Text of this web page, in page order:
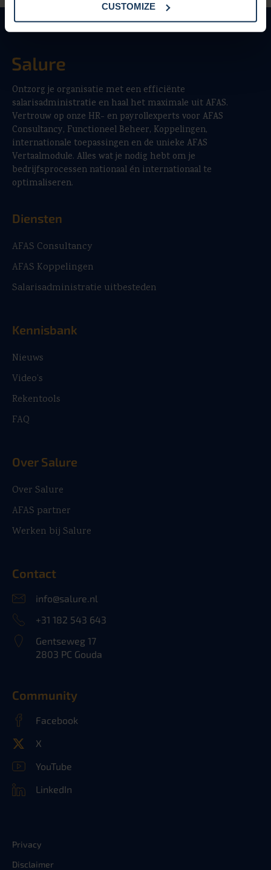
CUSTOMIZE
Ontzorg je organisatie met een efficiënte
salarisadministratie en haal het maximale uit AFAS.
Vertrouw op onze HR- en payrollexperts voor AFAS
Consultancy, Functioneel Beheer, Koppelingen,
internationale toepassingen en de unieke AFAS
Vertaalmodule. Alles wat je nodig hebt om je
bedrijfsprocessen nationaal én internationaal te
optimaliseren.
Diensten
AFAS Consultancy
AFAS Koppelingen
Salarisadministratie uitbesteden
Kennisbank
Nieuws
Video’s
Rekentools
FAQ
Over Salure
Over Salure
AFAS partner
Werken bij Salure
Contact
info@salure.nl
+31 182 543 643
Gentseweg 17
2803 PC Gouda
Community
Facebook
X
YouTube
LinkedIn
Privacy
Disclaimer